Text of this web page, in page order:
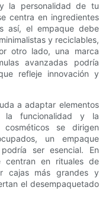
la personalidad de tu
centra en ingredientes
así, el empaque debe
y reciclables,
otro lado, una marca
avanzadas podría
refleje innovación y
a adaptar elementos
la funcionalidad y la
se dirigen
un empaque
ser esencial. En
centran en rituales de
cajas más grandes y
el desempaquetado